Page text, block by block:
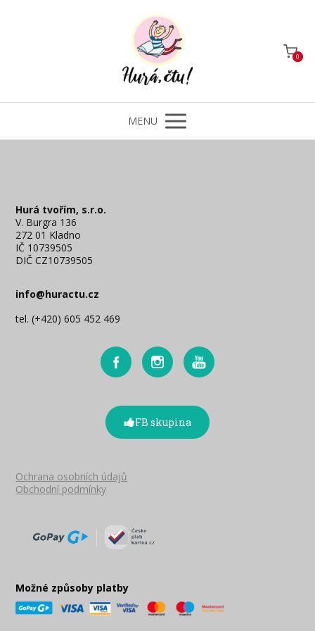
0
MENU
Hurá tvořím, s.r.o.
V. Burgra 136
272 01 Kladno
IČ 10739505
DIČ CZ10739505
info@huractu.cz
tel. (+420) 605 452 469
FB skupina
Ochrana osobních údajů
Obchodní podmínky
Možné způsoby platby